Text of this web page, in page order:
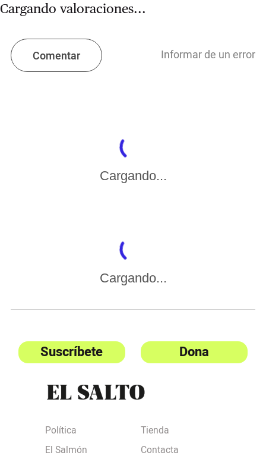
Cargando valoraciones...
Comentar Informar de un error
Cargando...
Cargando...
Suscríbete Dona
Política
El Salmón
Tienda
Contacta